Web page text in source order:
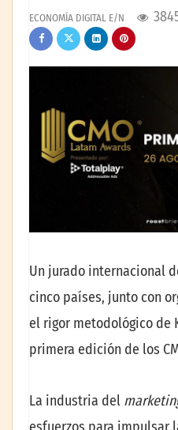
ECONOMÍA DIGITAL E/N
Un jurado internacional
cinco países, junto con
el rigor metodológico de
primera edición de los
La industria del